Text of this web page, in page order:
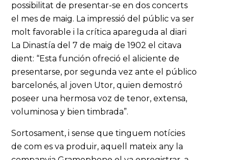
possibilitat de presentar-se en dos concerts
el mes de maig. La impressió del públic va ser
molt favorable i la crítica apareguda al diari
La Dinastía del 7 de maig de 1902 el citava
dient: “Esta función ofreció el aliciente de
presentarse, por segunda vez ante el público
barcelonés, al joven Utor, quien demostró
poseer una hermosa voz de tenor, extensa,
voluminosa y bien timbrada”.
Sortosament, i sense que tinguem notícies
de com es va produir, aquell mateix any la